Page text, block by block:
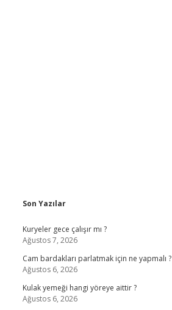
Sidebar
Son Yazılar
Kuryeler gece çalışır mı ?
Ağustos 7, 2026
Cam bardakları parlatmak için ne yapmalı ?
Ağustos 6, 2026
Kulak yemeği hangi yöreye aittir ?
Ağustos 6, 2026